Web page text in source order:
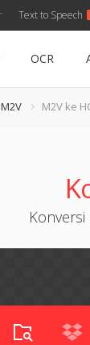
Text to Speech
OCR
M2V ke